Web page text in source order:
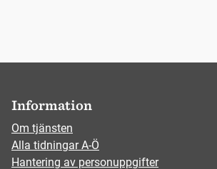
Information
Om tjänsten
Alla tidningar A-Ö
Hantering av personuppgifter